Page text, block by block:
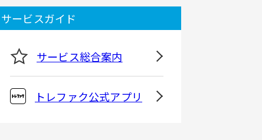
サービスガイド
サービス総合案内
トレファク公式アプリ